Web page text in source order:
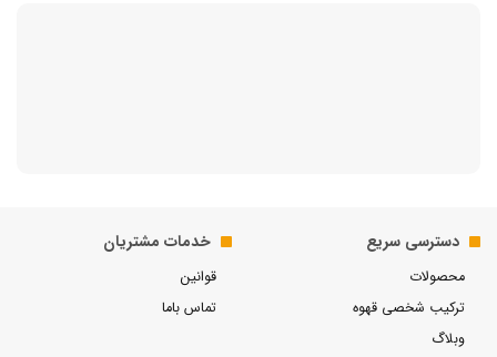
دسترسی سریع
محصولات
ترکیب شخصی قهوه
وبلاگ
خدمات مشتریان
قوانین
تماس باما